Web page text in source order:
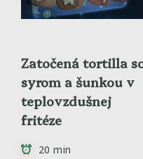
Zatočená tortilla
syrom a šunkou v
teplovzdušnej
fritéze
20 min